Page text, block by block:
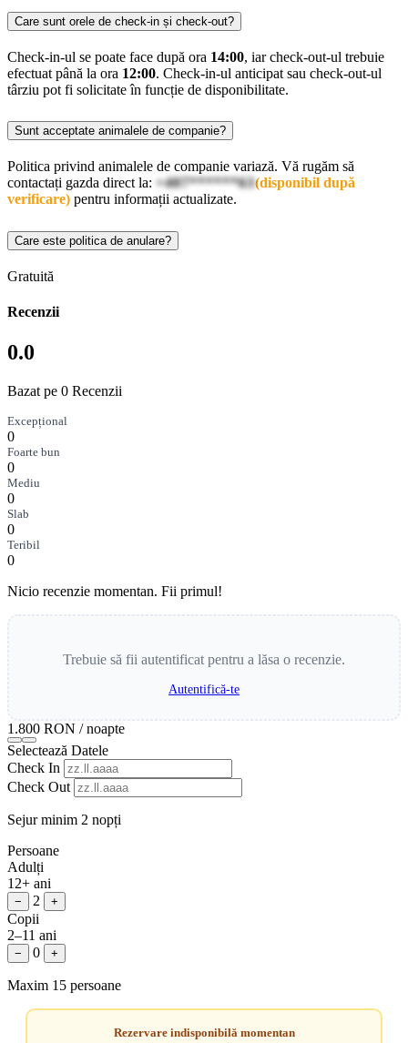
Care sunt orele de check-in și check-out?
Check-in-ul se poate face după ora 14:00, iar check-out-ul trebuie
efectuat până la ora 12:00. Check-in-ul anticipat sau check-out-ul
târziu pot fi solicitate în funcție de disponibilitate.
Sunt acceptate animalele de companie?
Politica privind animalele de companie variază. Vă rugăm să
contactați gazda direct la: +407******63(disponibil după
verificare) pentru informații actualizate.
Care este politica de anulare?
Gratuită
Recenzii
0.0
Bazat pe 0 Recenzii
Excepțional
0
Foarte bun
0
Mediu
0
Slab
0
Teribil
0
Nicio recenzie momentan. Fii primul!
Trebuie să fii autentificat pentru a lăsa o recenzie.
Autentifică-te
1.800 RON / noapte
Selectează Datele
Check In
Check Out
Sejur minim 2 nopți
Persoane
Adulți
12+ ani
− 2 +
Copii
2–11 ani
− 0 +
Maxim 15 persoane
Rezervare indisponibilă momentan